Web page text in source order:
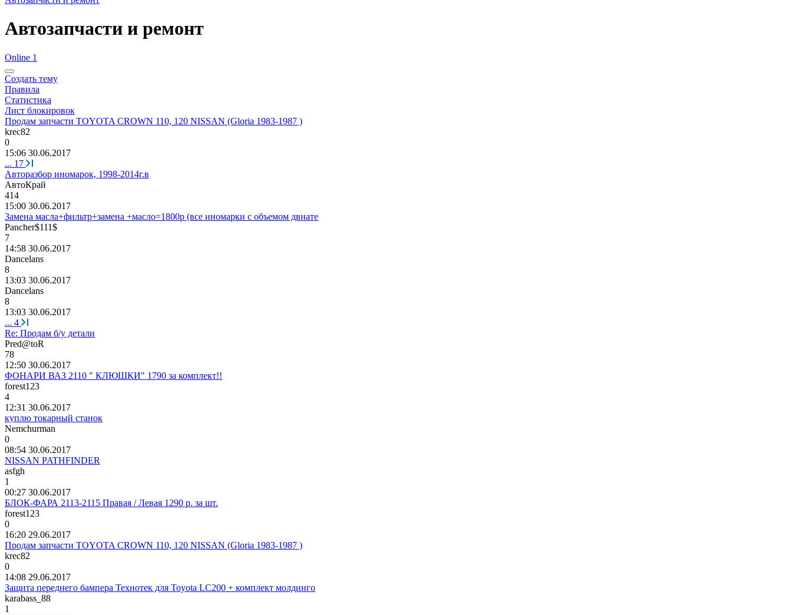
Автозапчасти и ремонт
Online 1
Создать тему
Правила
Статистика
Лист блокировок
Продам запчасти TOYOTA CROWN 110, 120 NISSAN (Gloria 1983-1987 )
krec82
0
15:06 30.06.2017
... 17
Авторазбор иномарок, 1998-2014г.в
АвтоКрай
414
15:00 30.06.2017
Замена масла+фильтр+замена +масло=1800р (все иномарки с объемом двиате
Pancher$111$
7
14:58 30.06.2017
Dancelans
8
13:03 30.06.2017
Dancelans
8
13:03 30.06.2017
... 4
Re: Продам б/у детали
Pred@toR
78
12:50 30.06.2017
ФОНАРИ ВАЗ 2110 " КЛЮШКИ" 1790 за комплект!!
forest123
4
12:31 30.06.2017
куплю токарный станок
Nemchurman
0
08:54 30.06.2017
NISSAN PATHFINDER
asfgh
1
00:27 30.06.2017
БЛОК-ФАРА 2113-2115 Правая / Левая 1290 р. за шт.
forest123
0
16:20 29.06.2017
Продам запчасти TOYOTA CROWN 110, 120 NISSAN (Gloria 1983-1987 )
krec82
0
14:08 29.06.2017
Защита переднего бампера Технотек для Toyota LC200 + комплект молдинго
karabass_88
1